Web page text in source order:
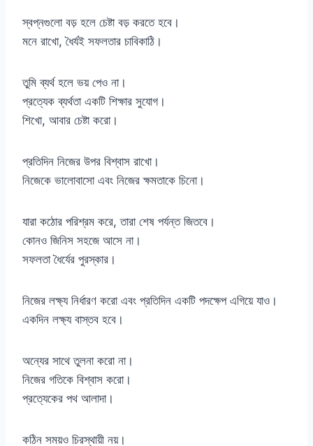
স্বপ্নগুলো বড় হলে চেষ্টা বড় করতে হবে।
মনে রাখো, ধৈর্যই সফলতার চাবিকাঠি।
তুমি ব্যর্থ হলে ভয় পেও না।
প্রত্যেক ব্যর্থতা একটি শিক্ষার সুযোগ।
শিখো, আবার চেষ্টা করো।
প্রতিদিন নিজের উপর বিশ্বাস রাখো।
নিজেকে ভালোবাসো এবং নিজের ক্ষমতাকে চিনো।
যারা কঠোর পরিশ্রম করে, তারা শেষ পর্যন্ত জিতবে।
কোনও জিনিস সহজে আসে না।
সফলতা ধৈর্যের পুরস্কার।
নিজের লক্ষ্য নির্ধারণ করো এবং প্রতিদিন একটি পদক্ষেপ এগিয়ে যাও।
একদিন লক্ষ্য বাস্তব হবে।
অন্যের সাথে তুলনা করো না।
নিজের গতিকে বিশ্বাস করো।
প্রত্যেকের পথ আলাদা।
কঠিন সময়ও চিরস্থায়ী নয়।